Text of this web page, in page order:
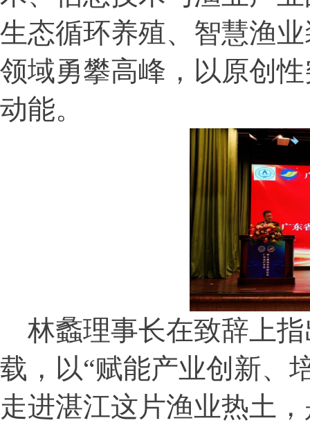
生态循环养殖、智慧渔
领域勇攀高峰，以原创
动能。
林蠡理事长在致辞上
载，以“赋能产业创新、
走进湛江这片渔业热土